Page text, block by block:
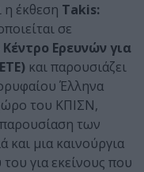
η έκθεση Τakis:
σε
Ερευνών για
και παρουσιάζει
Έλληνα
του ΚΠΙΣΝ,
των
και μια καινούργια
για εκείνους που